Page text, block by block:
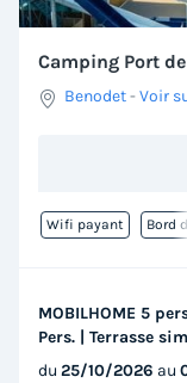
Camping Port
Benodet-Voir
Wifi payant Bord
MOBILHOME 5
Pers. | Terrasse
du 25/10/2026 au